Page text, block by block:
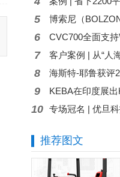
5
6
7
8
9
10
推荐图文